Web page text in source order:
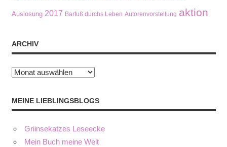
Auslosung 2017 Barfuß durchs Leben Autorenvorstellung aktion
ARCHIV
Archiv
MEINE LIEBLINGSBLOGS
Griinsekatzes Leseecke
Mein Buch meine Welt